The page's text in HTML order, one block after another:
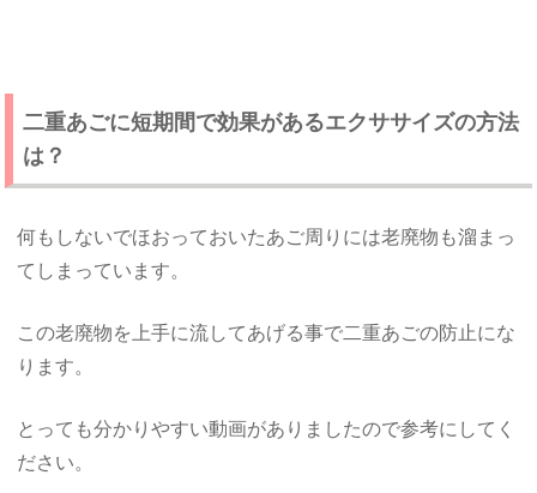
二重あごに短期間で効果があるエクササイズの方法
は？
何もしないでほおっておいたあご周りには老廃物も溜まっ
てしまっています。
この老廃物を上手に流してあげる事で二重あごの防止にな
ります。
とっても分かりやすい動画がありましたので参考にしてく
ださい。